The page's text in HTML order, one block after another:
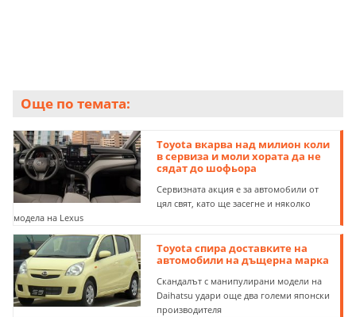
Още по темата:
Toyota вкарва над милион коли
в сервиза и моли хората да не
сядат до шофьора
Сервизната акция е за автомобили от
цял свят, като ще засегне и няколко
модела на Lexus
Toyota спира доставките на
автомобили на дъщерна марка
Скандалът с манипулирани модели на
Daihatsu удари още два големи японски
производителя